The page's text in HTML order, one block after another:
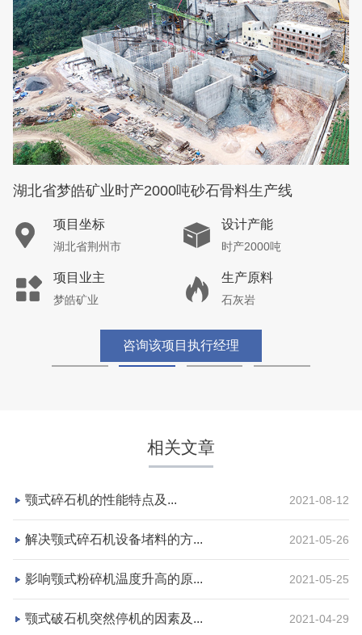
湖北省梦皓矿业时产2000吨砂石骨料生产线
项目坐标
湖北省荆州市
设计产能
时产2000吨
项目业主
梦皓矿业
生产原料
石灰岩
咨询该项目执行经理
湖北省荆州市鼎盛矿业时产2000吨高钙石破碎生产
相关文章
颚式碎石机的性能特点及... 2021-08-12
解决颚式碎石机设备堵料的方... 2021-05-26
影响颚式粉碎机温度升高的原... 2021-05-25
颚式破石机突然停机的因素及... 2021-04-29